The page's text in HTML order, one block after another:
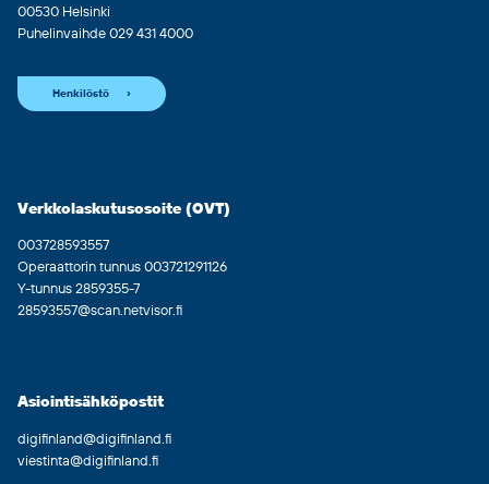
00530 Helsinki
Puhelinvaihde 029 431 4000
Henkilöstö
Verkkolaskutusosoite (OVT)
003728593557
Operaattorin tunnus 003721291126
Y-tunnus 2859355-7
28593557@scan.netvisor.fi
Asiointisähköpostit
digifinland@digifinland.fi
viestinta@digifinland.fi